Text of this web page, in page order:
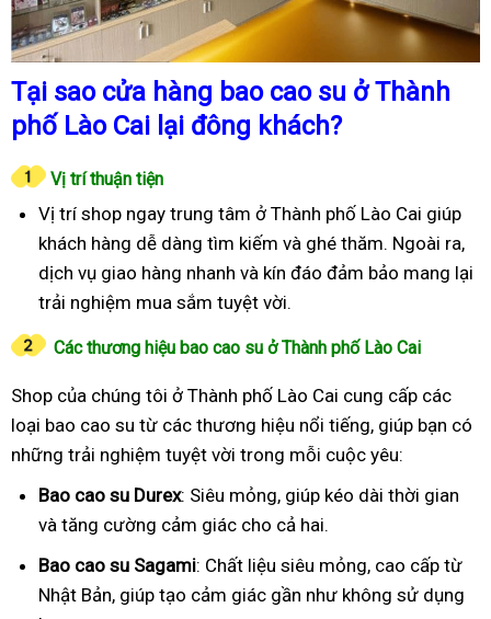
Tại sao cửa hàng bao cao su ở Thành
phố Lào Cai lại đông khách?
Vị trí thuận tiện
Vị trí shop ngay trung tâm ở Thành phố Lào Cai giúp
khách hàng dễ dàng tìm kiếm và ghé thăm. Ngoài ra,
dịch vụ giao hàng nhanh và kín đáo đảm bảo mang lại
trải nghiệm mua sắm tuyệt vời.
Các thương hiệu bao cao su ở Thành phố Lào Cai
Shop của chúng tôi ở Thành phố Lào Cai cung cấp các
loại bao cao su từ các thương hiệu nổi tiếng, giúp bạn có
những trải nghiệm tuyệt vời trong mỗi cuộc yêu:
Bao cao su Durex: Siêu mỏng, giúp kéo dài thời gian
và tăng cường cảm giác cho cả hai.
Bao cao su Sagami: Chất liệu siêu mỏng, cao cấp từ
Nhật Bản, giúp tạo cảm giác gần như không sử dụng